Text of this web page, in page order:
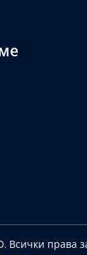
Всички права